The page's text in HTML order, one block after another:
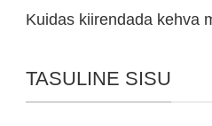
Kuidas kiirendada kehva
TASULINE SISU